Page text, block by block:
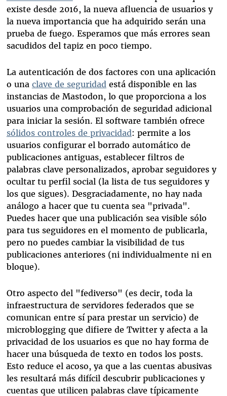
existe desde 2016, la nueva afluencia de usuarios y
la nueva importancia que ha adquirido serán una
prueba de fuego. Esperamos que más errores sean
sacudidos del tapiz en poco tiempo.
La autenticación de dos factores con una aplicación
o una clave de seguridad está disponible en las
instancias de Mastodon, lo que proporciona a los
usuarios una comprobación de seguridad adicional
para iniciar la sesión. El software también ofrece
sólidos controles de privacidad: permite a los
usuarios configurar el borrado automático de
publicaciones antiguas, establecer filtros de
palabras clave personalizados, aprobar seguidores y
ocultar tu perfil social (la lista de tus seguidores y
los que sigues). Desgraciadamente, no hay nada
análogo a hacer que tu cuenta sea "privada".
Puedes hacer que una publicación sea visible sólo
para tus seguidores en el momento de publicarla,
pero no puedes cambiar la visibilidad de tus
publicaciones anteriores (ni individualmente ni en
bloque).
Otro aspecto del "fediverso" (es decir, toda la
infraestructura de servidores federados que se
comunican entre sí para prestar un servicio) de
microblogging que difiere de Twitter y afecta a la
privacidad de los usuarios es que no hay forma de
hacer una búsqueda de texto en todos los posts.
Esto reduce el acoso, ya que a las cuentas abusivas
les resultará más difícil descubrir publicaciones y
cuentas que utilicen palabras clave típicamente